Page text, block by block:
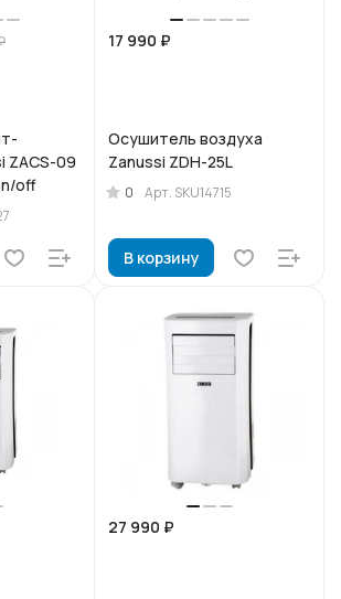
ZACS-09
off
17 990 ₽
Осушитель воздуха
Zanussi ZDH-25L
0 Арт. SKU14715
В корзину
27 990 ₽